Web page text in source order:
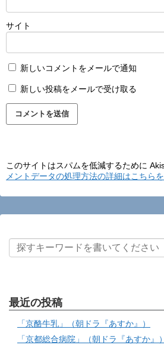
サイト
新しいコメントをメールで通知
新しい投稿をメールで受け取る
このサイトはスパムを低減するために
メントデータの処理方法の詳細はこちら
最近の投稿
「京酪牛乳」（朝ドラ『あすか』）
「京都総合病院」（朝ドラ『あすか』）